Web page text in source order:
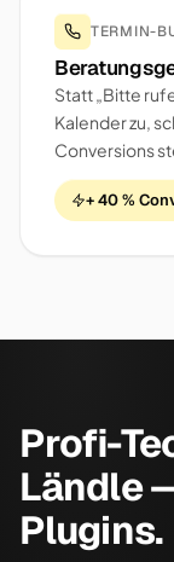
TERMIN-
Statt „Bitte
Kalender zu,
Conversions
+ 40 %
Profi-
Ländle
Plugins.